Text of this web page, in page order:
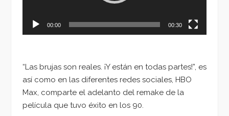
00:00 00:30
“Las brujas son reales. ¡Y están en todas partes!”, es
así como en las diferentes redes sociales, HBO
Max, comparte el adelanto del remake de la
película que tuvo éxito en los 90.